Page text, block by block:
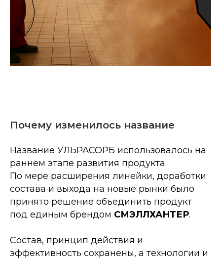
Почему изменилось название
Название УЛЬРАСОРБ использовалось на
раннем этапе развития продукта.
По мере расширения линейки, доработки
состава и выхода на новые рынки было
принято решение объединить продукт
под единым брендом СМЭЛЛХАНТЕР.
Состав, принцип действия и
эффективность сохранены, а технологии и